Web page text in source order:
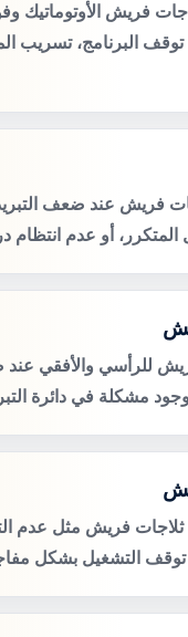
فريش الأوتوماتيك
البرنامج، تسريب
فريش عند ضعف
أو عدم انتظام
للرأسي والأفقي عند
مشكلة في دائرة
فريش مثل عدم
توقف التشغيل بشكل